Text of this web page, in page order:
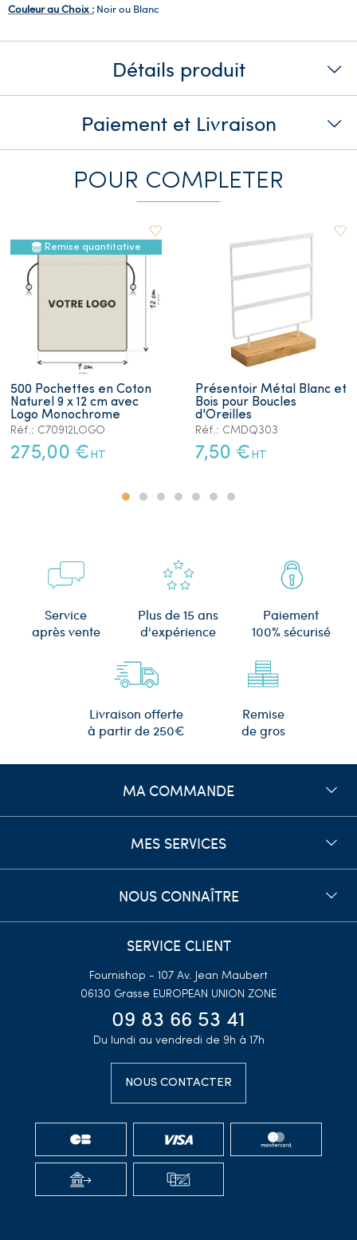
Couleur au Choix : Noir ou Blanc
Détails produit
Paiement et Livraison
POUR COMPLETER
Remise quantitative
500 Pochettes en Coton
Naturel 9 x 12 cm avec
Logo Monochrome
Réf.: C70912LOGO
275,00 € HT
Présentoir Métal Blanc et
Bois pour Boucles
d'Oreilles
Réf.: CMDQ303
7,50 € HT
Service
après vente
Plus de 15 ans
d'expérience
Paiement
100% sécurisé
Livraison offerte
à partir de 250€
Remise
de gros
MA COMMANDE
MES SERVICES
NOUS CONNAÎTRE
SERVICE CLIENT
Fournishop - 107 Av. Jean Maubert
06130 Grasse EUROPEAN UNION ZONE
09 83 66 53 41
Du lundi au vendredi de 9h à 17h
NOUS CONTACTER